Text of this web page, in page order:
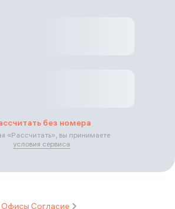
без номера
«Рассчитать», вы принимаете
условия сервиса
Офисы Согласие